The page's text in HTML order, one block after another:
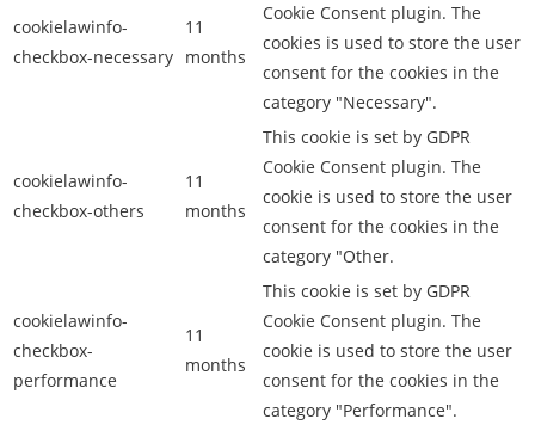
cookielawinfo-
checkbox-necessary
11
months
Cookie Consent plugin. The
cookies is used to store the user
consent for the cookies in the
category "Necessary".
cookielawinfo-
checkbox-others
11
months
This cookie is set by GDPR
Cookie Consent plugin. The
cookie is used to store the user
consent for the cookies in the
category "Other.
cookielawinfo-
checkbox-
performance
11
months
This cookie is set by GDPR
Cookie Consent plugin. The
cookie is used to store the user
consent for the cookies in the
category "Performance".